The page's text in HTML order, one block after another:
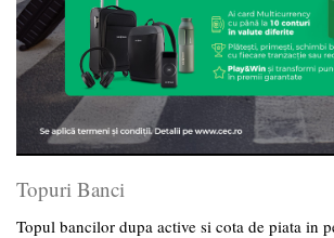
Topuri Banci
Topul bancilor dupa active si cota de piata in